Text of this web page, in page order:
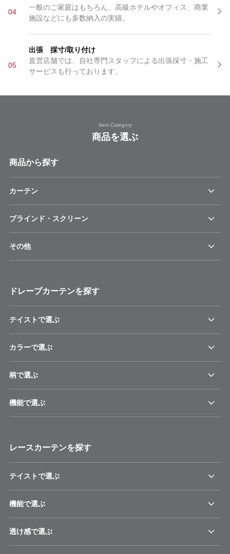
04
一般のご家庭はもちろん、高級ホテルやオフィス、商業
施設などにも多数納入の実績。
05
出張 採寸/取り付け
直営店舗では、自社専門スタッフによる出張採寸・施工
サービスも行っております。
Item Category
商品を選ぶ
商品から探す
カーテン
ブラインド・スクリーン
その他
ドレープカーテンを探す
テイストで選ぶ
カラーで選ぶ
柄で選ぶ
機能で選ぶ
レースカーテンを探す
テイストで選ぶ
機能で選ぶ
透け感で選ぶ